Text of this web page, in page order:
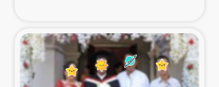
ガザ地区における被災住民への緊急支援
ガザ地区酪農を通した女性グループの生計支援